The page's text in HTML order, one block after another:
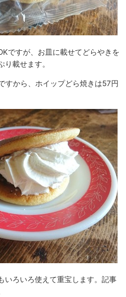
ですが、お皿に載せてどらやきを
載せます。
すから、ホイップどら焼きは57円
いろいろ使えて重宝します。記事